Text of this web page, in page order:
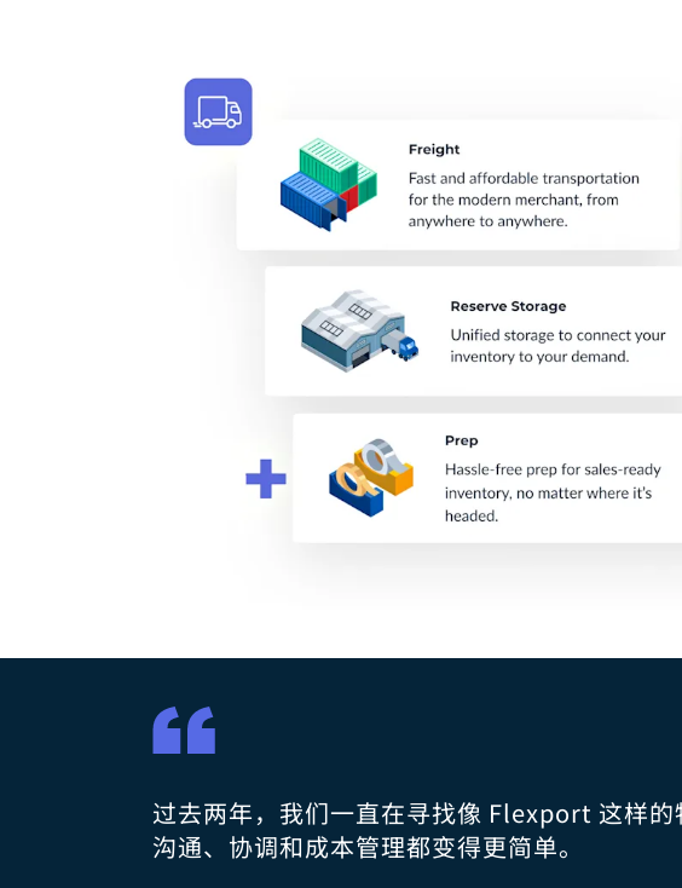
过去两年，我们一直在寻找像 Flexport 这样
沟通、协调和成本管理都变得更简单。